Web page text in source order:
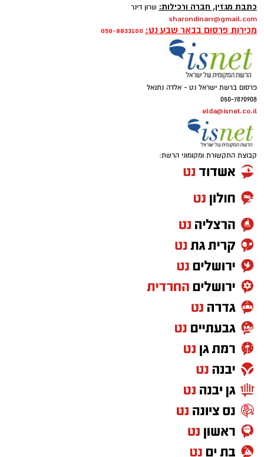
כתבת מגזין, חברה ורכילות: שרון דינר
sharondinarr@gmail.com
מכירות פרסום בבאר שבע נט: 050-8833100
פרסום ברשת ישראל נט - אלדה נתנאל
050-7870908
elda@isnet.co.il
קבוצת התקשורת ומקומוני הרשת: